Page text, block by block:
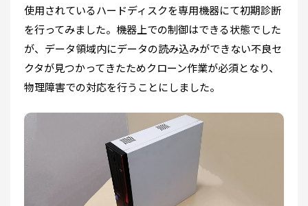
使用されているハードディスクを専用機器にて初期診断
を行ってみました。機器上での制御はできる状態でした
が、データ領域内にデータの読み込みができない不良セ
クタが見つかってきたためクローン作業が必須となり、
物理障害での対応を行うことにしました。